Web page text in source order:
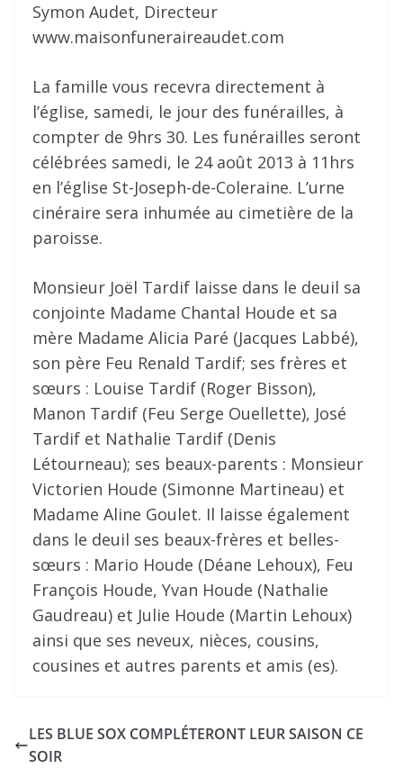
Symon Audet, Directeur
www.maisonfuneraireaudet.com
La famille vous recevra directement à
l’église, samedi, le jour des funérailles, à
compter de 9hrs 30. Les funérailles seront
célébrées samedi, le 24 août 2013 à 11hrs
en l’église St-Joseph-de-Coleraine. L’urne
cinéraire sera inhumée au cimetière de la
paroisse.
Monsieur Joël Tardif laisse dans le deuil sa
conjointe Madame Chantal Houde et sa
mère Madame Alicia Paré (Jacques Labbé),
son père Feu Renald Tardif; ses frères et
sœurs : Louise Tardif (Roger Bisson),
Manon Tardif (Feu Serge Ouellette), José
Tardif et Nathalie Tardif (Denis
Létourneau); ses beaux-parents : Monsieur
Victorien Houde (Simonne Martineau) et
Madame Aline Goulet. Il laisse également
dans le deuil ses beaux-frères et belles-
sœurs : Mario Houde (Déane Lehoux), Feu
François Houde, Yvan Houde (Nathalie
Gaudreau) et Julie Houde (Martin Lehoux)
ainsi que ses neveux, nièces, cousins,
cousines et autres parents et amis (es).
LES BLUE SOX COMPLÉTERONT LEUR SAISON CE
SOIR